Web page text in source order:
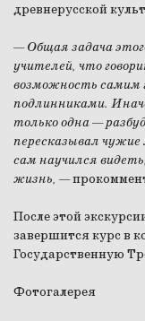
древнерусской
— Общая задача
учителей, что
возможность самим
подлинниками.
только одна —
пересказывал чужие
сам научился
жизнь, —
После этой
завершится курс в
Государственную
Фотогалерея